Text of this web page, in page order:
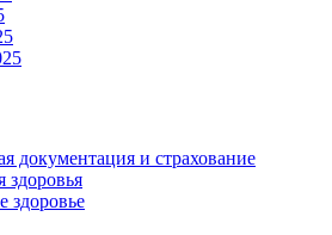
документация и страхование
здоровья
здоровье